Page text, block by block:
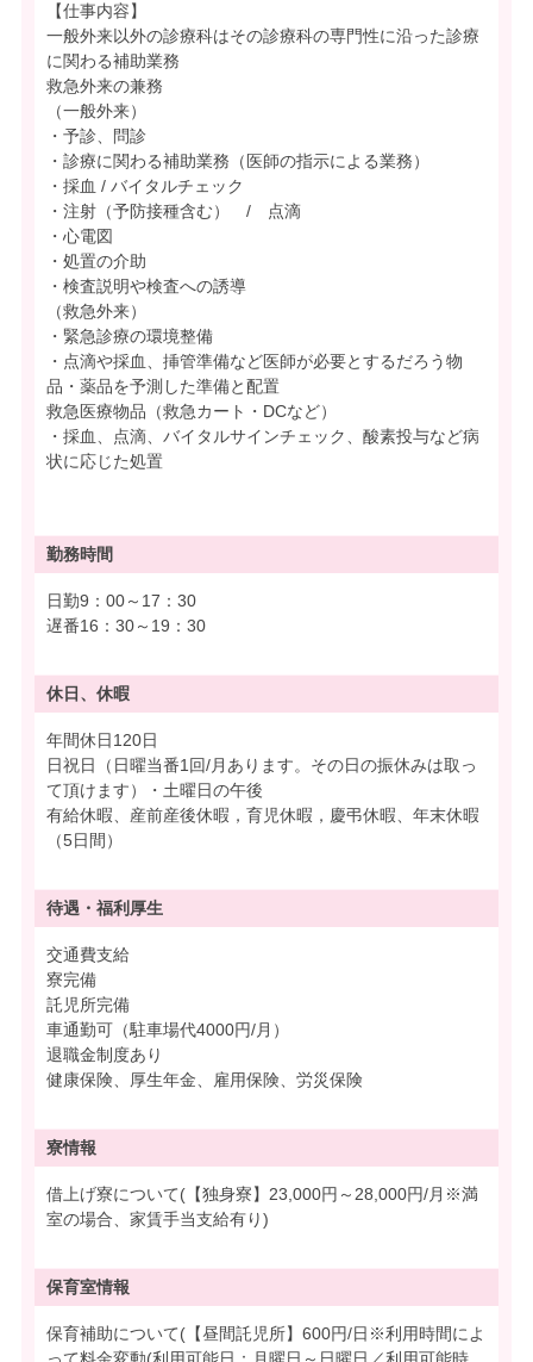
【仕事内容】
一般外来以外の診療科はその診療科の専門性に沿った診療
に関わる補助業務
救急外来の兼務
（一般外来）
・予診、問診
・診療に関わる補助業務（医師の指示による業務）
・採血 / バイタルチェック
・注射（予防接種含む） / 点滴
・心電図
・処置の介助
・検査説明や検査への誘導
（救急外来）
・緊急診療の環境整備
・点滴や採血、挿管準備など医師が必要とするだろう物
品・薬品を予測した準備と配置
救急医療物品（救急カート・DCなど）
・採血、点滴、バイタルサインチェック、酸素投与など病
状に応じた処置
勤務時間
日勤9：00～17：30
遅番16：30～19：30
休日、休暇
年間休日120日
日祝日（日曜当番1回/月あります。その日の振休みは取っ
て頂けます）・土曜日の午後
有給休暇、産前産後休暇，育児休暇，慶弔休暇、年末休暇
（5日間）
待遇・ 福利厚生
交通費支給
寮完備
託児所完備
車通勤可（駐車場代4000円/月）
退職金制度あり
健康保険、厚生年金、雇用保険、労災保険
寮情報
借上げ寮について(【独身寮】23,000円～28,000円/月※満
室の場合、家賃手当支給有り)
保育室情報
保育補助について(【昼間託児所】600円/日※利用時間によ